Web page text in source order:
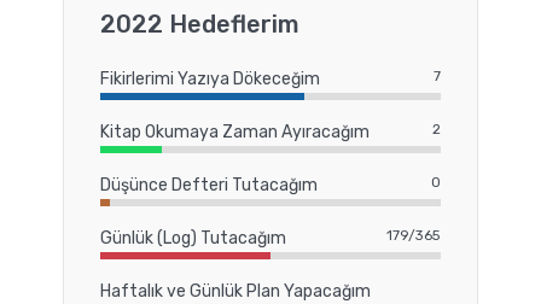
2022 Hedeflerim
Fikirlerimi Yazıya Dökeceğim 7
Kitap Okumaya Zaman Ayıracağım 2
Düşünce Defteri Tutacağım 0
Günlük (Log) Tutacağım 179/365
Haftalık ve Günlük Plan Yapacağım